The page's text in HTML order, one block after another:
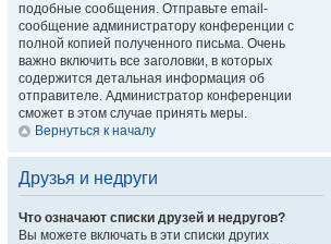
подобные сообщения. Отправьте email-
сообщение администратору конференции с
полной копией полученного письма. Очень
важно включить все заголовки, в которых
содержится детальная информация об
отправителе. Администратор конференции
сможет в этом случае принять меры.
Вернуться к началу
Друзья и недруги
Что означают списки друзей и недругов?
Вы можете включать в эти списки других